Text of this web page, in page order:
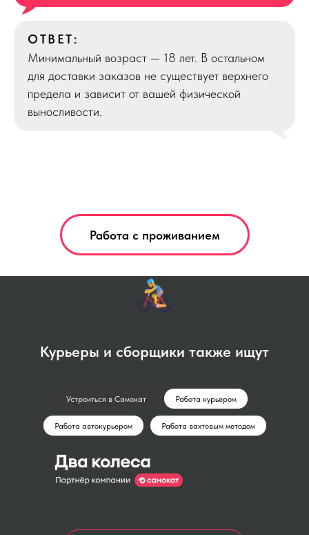
ОТВЕТ:
Минимальный возраст — 18 лет. В остальном
для доставки заказов не существует верхнего
предела и зависит от вашей физической
выносливости.
Работа с проживанием
Курьеры и сборщики также ищут
Устроиться в Самокат Работа курьером
Работа автокурьером Работа вахтовым методом